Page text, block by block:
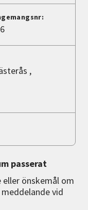
,
passerat
önskemål om
vid